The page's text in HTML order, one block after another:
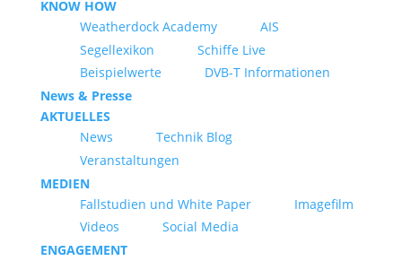
KNOW HOW
Weatherdock Academy
AIS
Segellexikon
Schiffe Live
Beispielwerte
DVB-T Informationen
News & Presse
AKTUELLES
News
Technik Blog
Veranstaltungen
MEDIEN
Fallstudien und White Paper
Imagefilm
Videos
Social Media
ENGAGEMENT